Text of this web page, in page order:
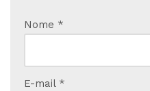
Nome *
E-mail *